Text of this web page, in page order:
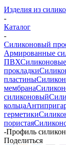
Изделия из
-
Каталог
-
Силиконовый
Армированные
ПВХ
прокладки
пластины
мембрана
силиконовый
кольца
герметики
пористая
-Профиль
Поделиться